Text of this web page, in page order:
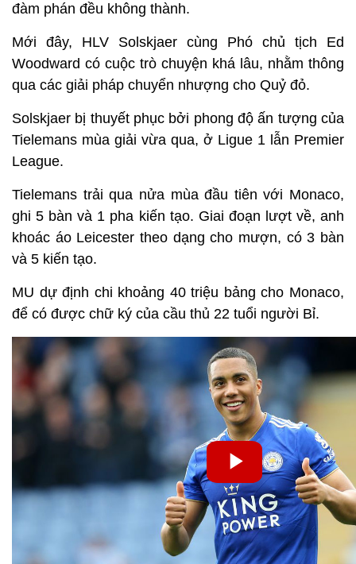
đàm phán đều không thành.
Mới đây, HLV Solskjaer cùng Phó chủ tịch Ed
Woodward có cuộc trò chuyện khá lâu, nhằm thông
qua các giải pháp chuyển nhượng cho Quỷ đỏ.
Solskjaer bị thuyết phục bởi phong độ ấn tượng của
Tielemans mùa giải vừa qua, ở Ligue 1 lẫn Premier
League.
Tielemans trải qua nửa mùa đầu tiên với Monaco,
ghi 5 bàn và 1 pha kiến tạo. Giai đoạn lượt về, anh
khoác áo Leicester theo dạng cho mượn, có 3 bàn
và 5 kiến tạo.
MU dự định chi khoảng 40 triệu bảng cho Monaco,
để có được chữ ký của cầu thủ 22 tuổi người Bỉ.